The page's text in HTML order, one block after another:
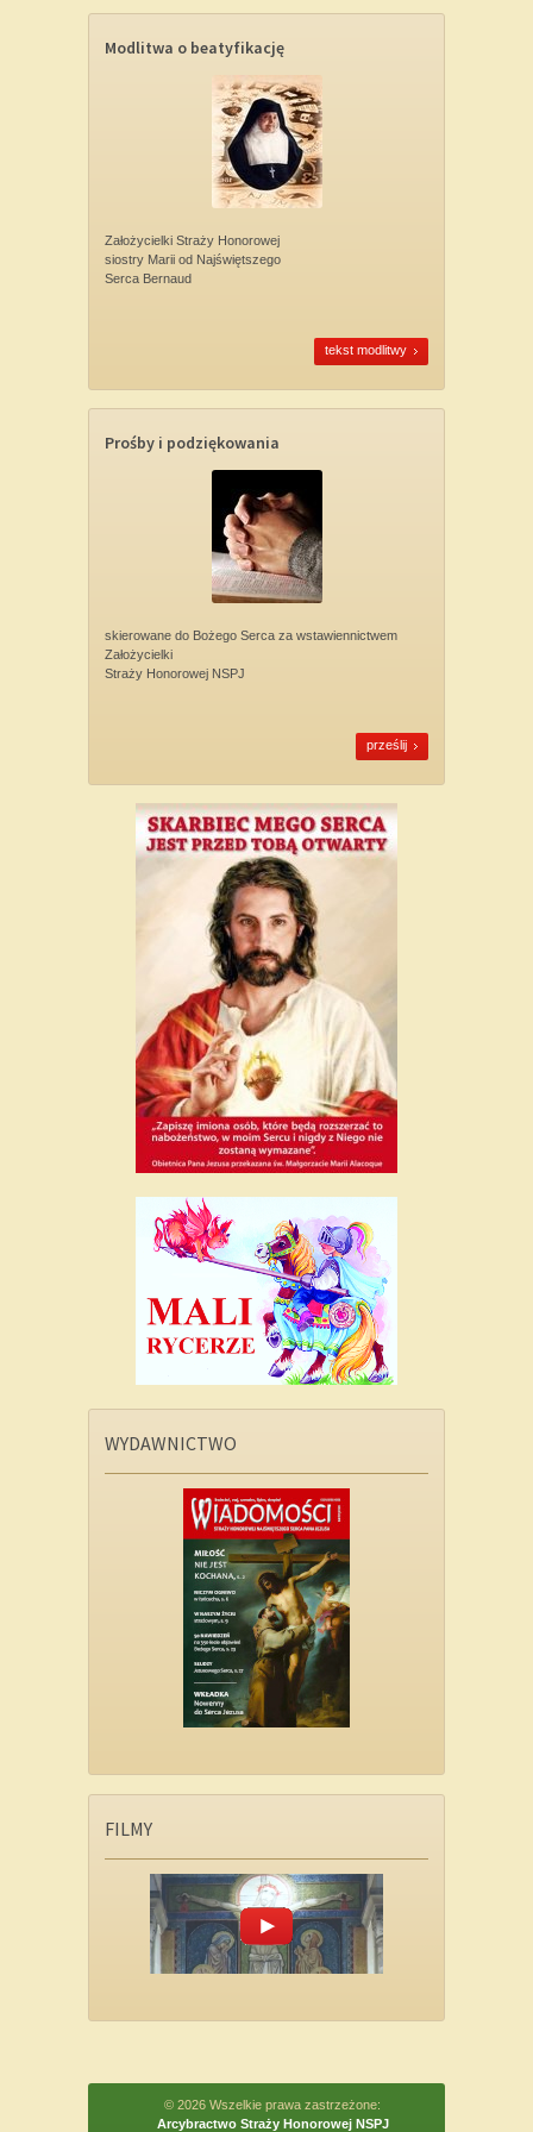
Modlitwa o beatyfikację
Założycielki Straży Honorowej
siostry Marii od Najświętszego
Serca Bernaud
tekst modlitwy
Prośby i podziękowania
skierowane do Bożego Serca za wstawiennictwem
Założycielki
Straży Honorowej NSPJ
prześlij
WYDAWNICTWO
FILMY
© 2026 Wszelkie prawa zastrzeżone:
Arcybractwo Straży Honorowej NSPJ